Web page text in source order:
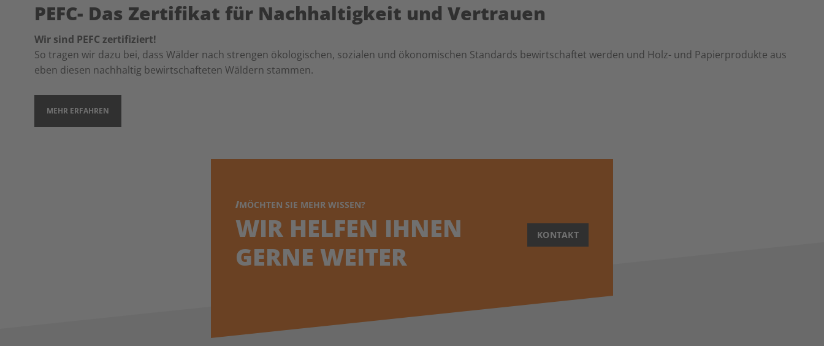
PEFC- Das Zertifikat für Nachhaltigkeit und Vertrauen
Wir sind PEFC zertifiziert!
So tragen wir dazu bei, dass Wälder nach strengen ökologischen, sozialen und ökonomischen Standards bewirtschaftet werden und Holz- und Papierprodukte aus
eben diesen nachhaltig bewirtschafteten Wäldern stammen.
MEHR ERFAHREN
MÖCHTEN SIE MEHR WISSEN?
WIR HELFEN IHNEN
GERNE WEITER
KONTAKT